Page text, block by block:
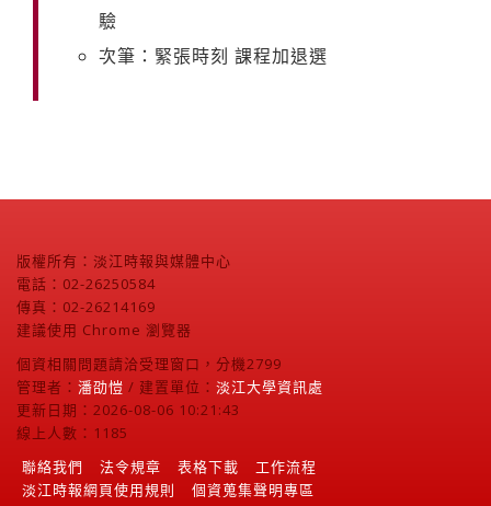
驗
次筆：緊張時刻 課程加退選
版權所有：淡江時報與媒體中心
電話：02-26250584
傳真：02-26214169
建議使用 Chrome 瀏覽器
個資相關問題請洽受理窗口，分機2799
管理者： 潘劭愷 / 建置單位： 淡江大學資訊處
更新日期：2026-08-06 10:21:43
線上人數：1185
聯絡我們
法令規章 表格下載
工作流程
淡江時報網頁使用規則
個資蒐集聲明專區